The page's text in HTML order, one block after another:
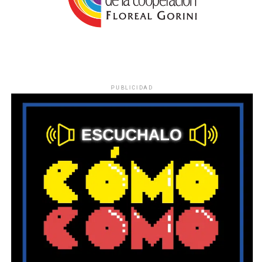
PUBLICIDAD